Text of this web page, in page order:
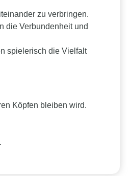
zu verbringen.
die Verbundenheit und
spielerisch die Vielfalt
Köpfen bleiben wird.